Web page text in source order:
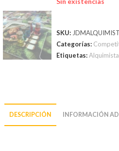
SKU:
Categorías:
Etiquetas:
DESCRIPCIÓN INFORMACIÓN